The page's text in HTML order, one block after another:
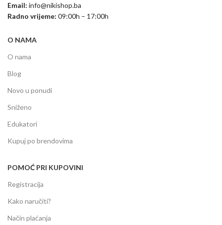
Email: info@nikishop.ba
Radno vrijeme: 09:00h – 17:00h
O NAMA
O nama
Blog
Novo u ponudi
Sniženo
Edukatori
Kupuj po brendovima
POMOĆ PRI KUPOVINI
Registracija
Kako naručiti?
Način plaćanja